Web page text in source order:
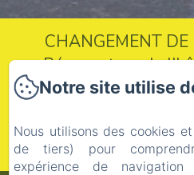
CHANGEMENT DE
Réouverture de
et ouverture du
Notre site utilise
Nous utilisons des cookies
de tiers) pour
expérience de